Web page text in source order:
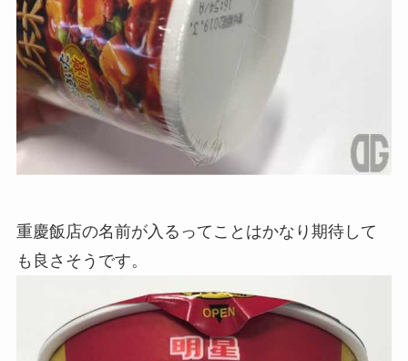
重慶飯店の名前が入るってことはかなり期待して
も良さそうです。